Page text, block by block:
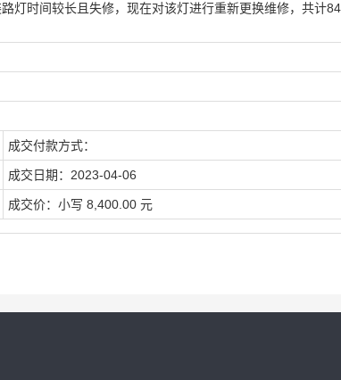
灯时间较长且失修，现在对该灯进行重新更换维修，共计
成交付款方式：
成交日期： 2023-04-06
成交价： 小写 8,400.00 元